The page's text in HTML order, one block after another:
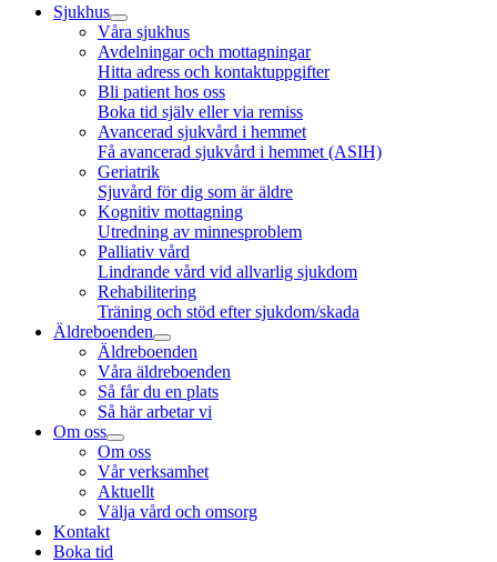
Sjukhus
Våra sjukhus
Avdelningar och mottagningar
Hitta adress och kontaktuppgifter
Bli patient hos oss
Boka tid själv eller via remiss
Avancerad sjukvård i hemmet
Få avancerad sjukvård i hemmet (ASIH)
Geriatrik
Sjuvård för dig som är äldre
Kognitiv mottagning
Utredning av minnesproblem
Palliativ vård
Lindrande vård vid allvarlig sjukdom
Rehabilitering
Träning och stöd efter sjukdom/skada
Äldreboenden
Äldreboenden
Våra äldreboenden
Så får du en plats
Så här arbetar vi
Om oss
Om oss
Vår verksamhet
Aktuellt
Välja vård och omsorg
Kontakt
Boka tid